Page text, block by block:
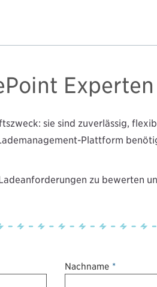
Experten
sie sind zuverlässig,
Plattform
zu bewerten
*
Nachname